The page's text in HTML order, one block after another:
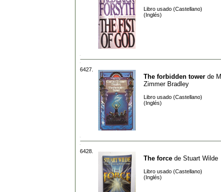
Libro usado (Castellano)
(Inglés)
6427.
The forbidden tower de
Zimmer Bradley
Libro usado (Castellano)
(Inglés)
6428.
The force de Stuart Wilde
Libro usado (Castellano)
(Inglés)